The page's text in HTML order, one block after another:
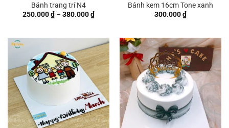
Bánh trang trí N4
250.000₫ – 380.000₫Khoảng
giá:
đến
380.000 ₫
Bánh kem 16cm Tone xanh
300.000₫